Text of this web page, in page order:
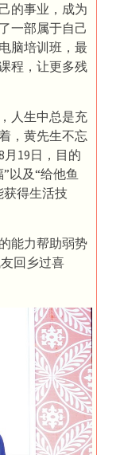
的事业，成为
一部属于自己
脑培训班，最
程，让更多残
人生中总是充
，黄先生不忘
19日，目的
以及“给他鱼
获得生活技
能力帮助弱势
回乡过喜